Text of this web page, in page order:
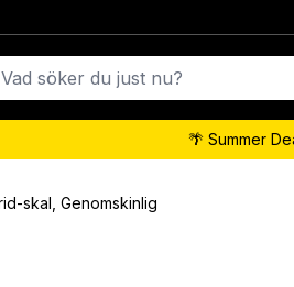
🌴 Summer
skal, Genomskinlig